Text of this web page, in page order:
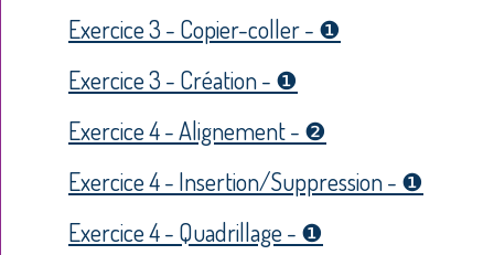
Exercice 3 - Copier-coller - ❶
Exercice 3 - Création - ❶
Exercice 4 - Alignement - ❷
Exercice 4 - Insertion/Suppression - ❶
Exercice 4 - Quadrillage - ❶